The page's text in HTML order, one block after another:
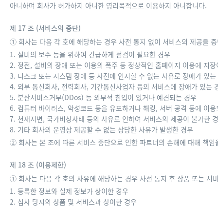
아니하며 회사가 허가하지 아니한 영리목적으로 이용하지 아니합니다.
제 17 조 (서비스의 중단)
① 회사는 다음 각 호에 해당하는 경우 사전 통지 없이 서비스의 제공을
1. 설비의 보수 등을 위하여 긴급하게 점검이 필요한 경우
2. 정전, 설비의 장애 또는 이용의 폭주 등 정상적인 홈페이지 이용에 지
3. 디스크 또는 시스템 장애 등 사전에 인지할 수 없는 사유로 장애가 있는
4. 외부 통신회사, 전력회사, 기간통신사업자 등의 서비스에 장애가 있는
5. 분산서비스거부(DDos) 등 외부적 침입이 있거나 예견되는 경우
6. 컴퓨터 바이러스, 악성코드 등을 유포하거나 해킹, 서버 공격 등에 이
7. 천재지변, 국가비상사태 등의 사유로 인하여 서비스의 제공이 불가한
8. 기타 회사의 운영상 제공할 수 없는 상당한 사유가 발생한 경우
② 회사는 본 조에 따른 서비스 중단으로 인한 파트너의 손해에 대해 책임
제 18 조 (이용제한)
① 회사는 다음 각 호의 사유에 해당하는 경우 사전 통지 후 상품 또는 서
1. 등록한 정보와 실제 정보가 상이한 경우
2. 심사 당시의 상품 및 서비스과 상이한 경우